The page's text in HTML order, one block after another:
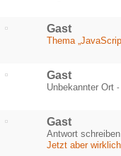
Gast
Thema
Gast
Unbekannter Ort -
Gast
Antwort
Jetzt aber